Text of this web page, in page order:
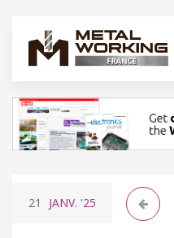
21 JANV. '25